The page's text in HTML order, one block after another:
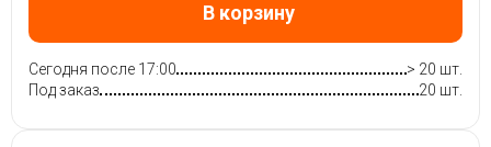
В корзину
Сегодня после 17:00
> 20 шт.
Под заказ
20 шт.